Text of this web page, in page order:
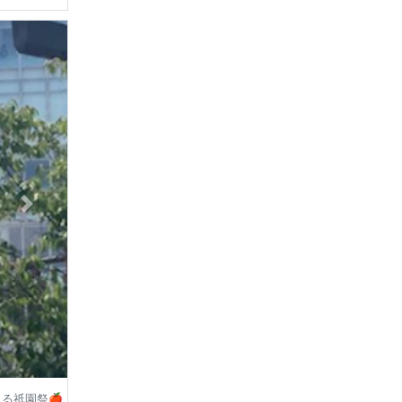
祇園祭🍎